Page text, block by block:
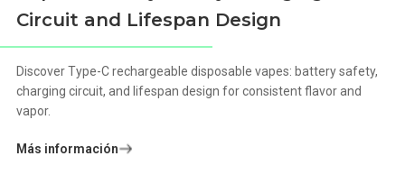
Circuit and Lifespan Design
Discover Type-C rechargeable disposable vapes: battery safety,
charging circuit, and lifespan design for consistent flavor and
vapor.
Más información